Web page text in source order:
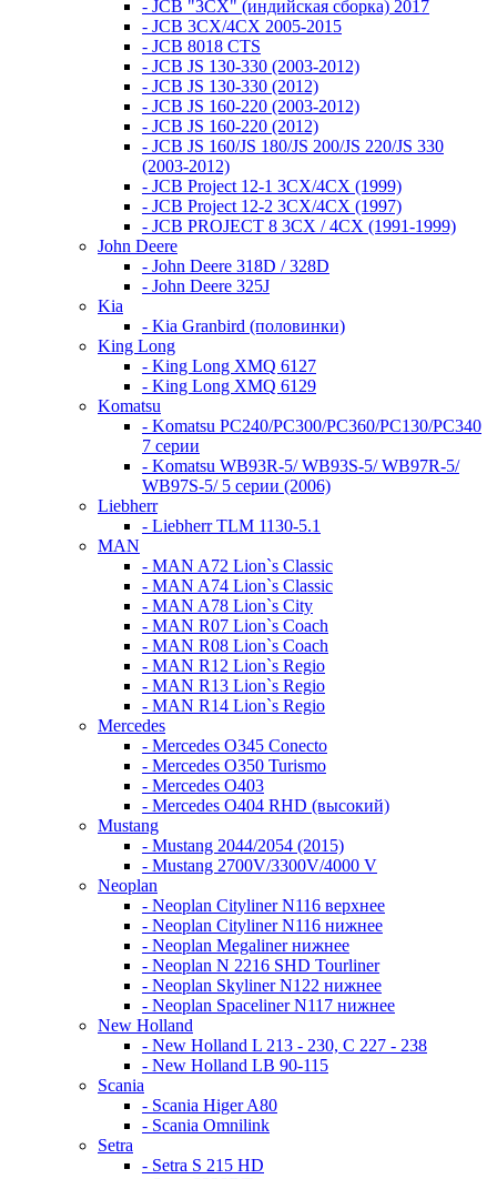
- JCB "3СХ" (индийская сборка) 2017
- JCB 3СХ/4СХ 2005-2015
- JCB 8018 CTS
- JCB JS 130-330 (2003-2012)
- JCB JS 130-330 (2012)
- JCB JS 160-220 (2003-2012)
- JCB JS 160-220 (2012)
- JCB JS 160/JS 180/JS 200/JS 220/JS 330
(2003-2012)
- JCB Project 12-1 3CX/4CX (1999)
- JCB Project 12-2 3CX/4CX (1997)
- JCB PROJECT 8 3CX / 4CX (1991-1999)
John Deere
- John Deere 318D / 328D
- John Deere 325J
Kia
- Kia Granbird (половинки)
King Long
- King Long XMQ 6127
- King Long XMQ 6129
Komatsu
- Komatsu PC240/PC300/PC360/PC130/PC340
7 серии
- Komatsu WB93R-5/ WB93S-5/ WB97R-5/
WB97S-5/ 5 серии (2006)
Liebherr
- Liebherr TLM 1130-5.1
MAN
- MAN A72 Lion`s Classic
- MAN A74 Lion`s Classic
- MAN A78 Lion`s City
- MAN R07 Lion`s Coach
- MAN R08 Lion`s Coach
- MAN R12 Lion`s Regio
- MAN R13 Lion`s Regio
- MAN R14 Lion`s Regio
Mercedes
- Mercedes O345 Conectо
- Mercedes O350 Turismo
- Mercedes O403
- Mercedes O404 RHD (высокий)
Mustang
- Mustang 2044/2054 (2015)
- Mustang 2700V/3300V/4000 V
Neoplan
- Neoplan Cityliner N116 верхнее
- Neoplan Cityliner N116 нижнее
- Neoplan Megaliner нижнее
- Neoplan N 2216 SHD Tourliner
- Neoplan Skyliner N122 нижнее
- Neoplan Spaceliner N117 нижнее
New Holland
- New Holland L 213 - 230, C 227 - 238
- New Holland LB 90-115
Scania
- Scania Higer A80
- Scania Omnilink
Setra
- Setra S 215 HD